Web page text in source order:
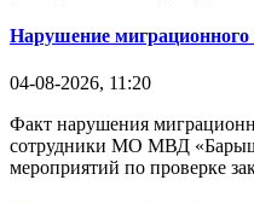
Нарушение миграционного
04-08-2026, 11:20
Факт нарушения
сотрудники МО МВД
мероприятий по проверке